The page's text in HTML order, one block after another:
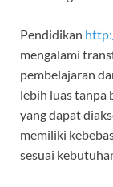
Pendidikan
mengalami
pembelajaran
lebih luas tanpa
yang dapat
memiliki
sesuai